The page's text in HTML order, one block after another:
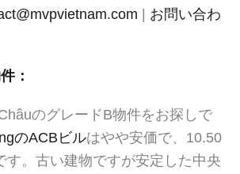
| お問い合わ
：
のグレードB物件をお探しで
のACBビルはやや安価で、10.50
す。古い建物ですが安定した中央